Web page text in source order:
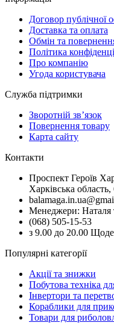
Договор публічної
Доставка та оплата
Обмін та
Політика
Про компанію
Угода користувача
Служба підтримки
Зворотній зв’язок
Повернення товару
Карта сайту
Контакти
Проспект Героїв
Харківська
Менеджери: Наталя
(068) 505-15-53
з 9.00 до 20.00
Популярні категорії
Акції та знижки
Побутова техніка
Інвертори та
Кораблики для
Товари для